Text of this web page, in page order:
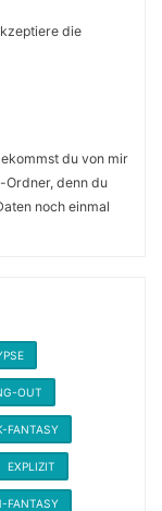
die
du von mir
Ordner, denn du
noch einmal
OUT
FANTASY
EXPLIZIT
FANTASY